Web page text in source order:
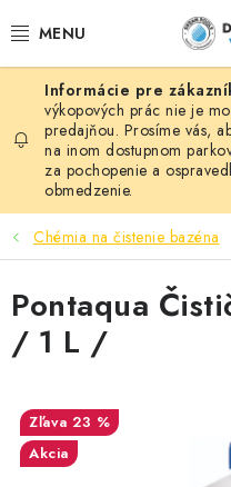
na
BAZÉNY
VÍRIVKY
ASEKO PRÍSLUŠENSTVO
NÁHRADNÉ DIELY
VÝPREDAJ
výkopových prác nie je
predajňou. Prosíme vás,
na inom dostupnom
za pochopenie a
obmedzenie.
Chémia na čistenie bazéna
Pontaqua
/ 1 L /
23 %
Akcia